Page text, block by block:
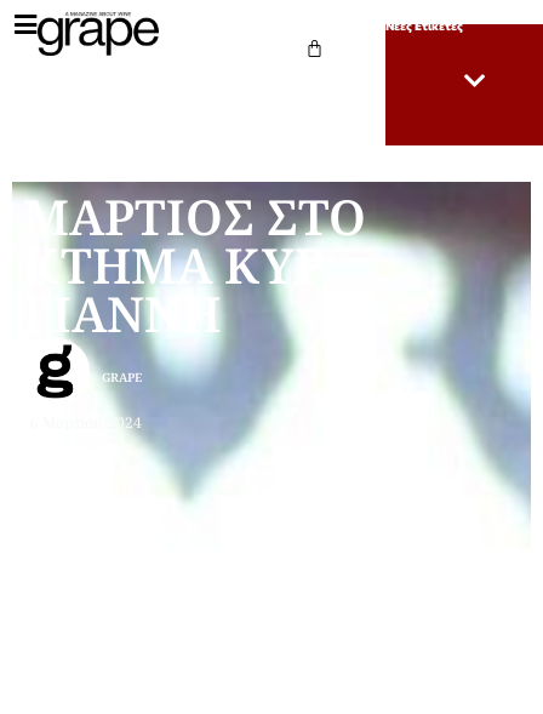
Νέες Ετικέτες
ΜΑΡΤΙΟΣ ΣΤΟ
ΚΤΗΜΑ ΚΥΡ
ΓΙΑΝΝΗ
6 Μαρτίου, 2024
GRAPE